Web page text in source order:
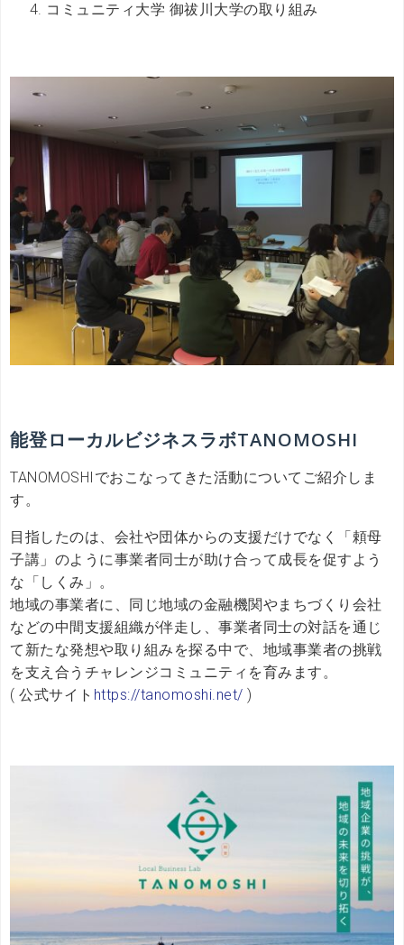
コミュニティ大学 御祓川大学の取り組み
能登ローカルビジネスラボTANOMOSHI
TANOMOSHIでおこなってきた活動についてご紹介しま
す。
目指したのは、会社や団体からの支援だけでなく「頼母
子講」のように事業者同士が助け合って成長を促すよう
な「しくみ」。
地域の事業者に、同じ地域の金融機関やまちづくり会社
などの中間支援組織が伴走し、事業者同士の対話を通じ
て新たな発想や取り組みを探る中で、地域事業者の挑戦
を支え合うチャレンジコミュニティを育みます。
( 公式サイト https://tanomoshi.net/ )